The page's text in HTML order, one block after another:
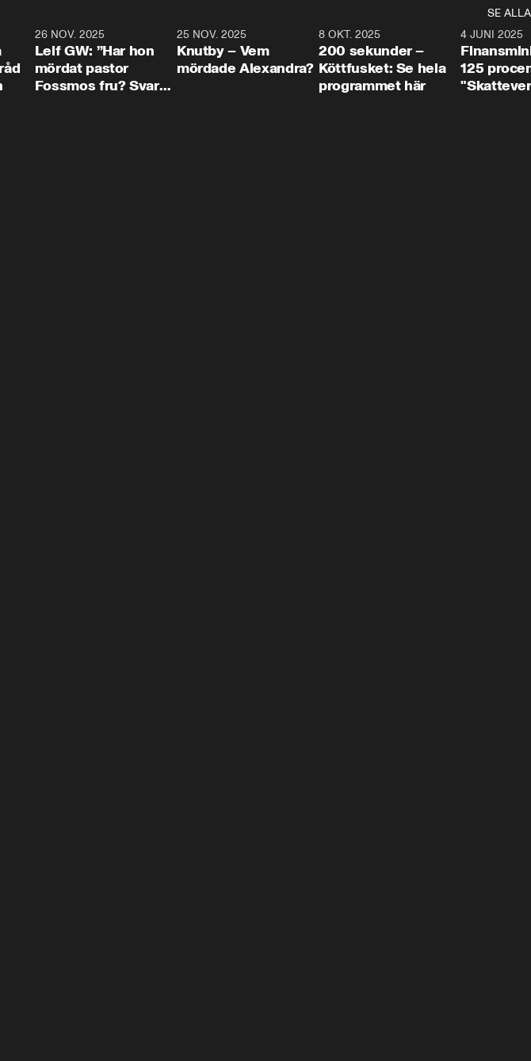
SE ALLA
26 NOV. 2025
Leif GW: ”Har hon
mördat pastor
Fossmos fru? Svar
31:05
25 NOV. 2025
Knutby – Vem
mördade Alexandra?
4:29
8 OKT. 2025
200 sekunder –
Köttfusket: Se hela
programmet här
4 JUNI 2025
125